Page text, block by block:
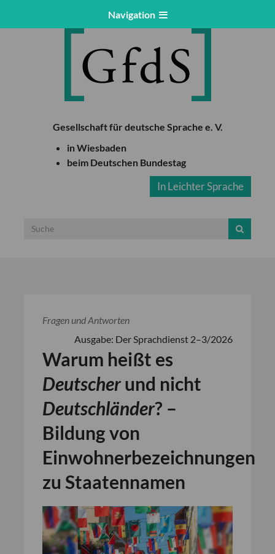
Navigation
Gesellschaft für deutsche Sprache e. V.
in Wiesbaden
beim Deutschen Bundestag
In Leichter Sprache
Fragen und Antworten
Ausgabe: Der Sprachdienst 2–3/2026
Warum heißt es
Deutscherund nicht
Deutschländer? –
Bildung von
Einwohnerbezeichnungen
zu Staatennamen